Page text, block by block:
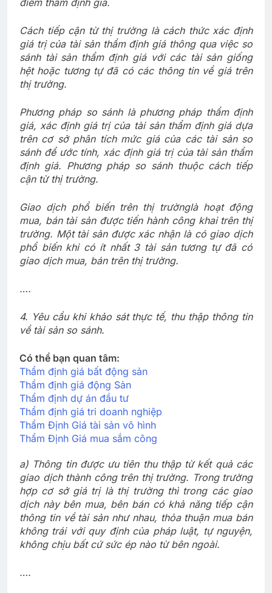
Cách tiếp cận từ thị trường là cách thức xác định
giá trị của tài sản thẩm định giá thông qua việc so
sánh tài sản thẩm định giá với các tài sản giống
hệt hoặc tương tự đã có các thông tin về giá trên
thị trường.
Phương pháp so sánh là phương pháp thẩm định
giá, xác định giá trị của tài sản thẩm định giá dựa
trên cơ sở phân tích mức giá của các tài sản so
sánh để ước tính, xác định giá trị của tài sản thẩm
định giá. Phương pháp so sánh thuộc cách tiếp
cận từ thị trường.
Giao dịch phổ biến trên thị trườnglà hoạt động
mua, bán tài sản được tiến hành công khai trên thị
trường. Một tài sản được xác nhận là có giao dịch
phổ biến khi có ít nhất 3 tài sản tương tự đã có
giao dịch mua, bán trên thị trường.
….
4. Yêu cầu khi khảo sát thực tế, thu thập thông tin
về tài sản so sánh.
Có thể bạn quan tâm:
Thẩm định giá bất động sản
Thẩm định giá động Sản
Thẩm định dự án đầu tư
Thẩm định giá tri doanh nghiệp
Thẩm Định Giá tài sản vô hình
Thẩm Định Giá mua sắm công
a) Thông tin được ưu tiên thu thập từ kết quả các
giao dịch thành công trên thị trường. Trong trường
hợp cơ sở giá trị là thị trường thì trong các giao
dịch này bên mua, bên bán có khả năng tiếp cận
thông tin về tài sản như nhau, thỏa thuận mua bán
không trái với quy định của pháp luật, tự nguyện,
không chịu bất cứ sức ép nào từ bên ngoài.
….